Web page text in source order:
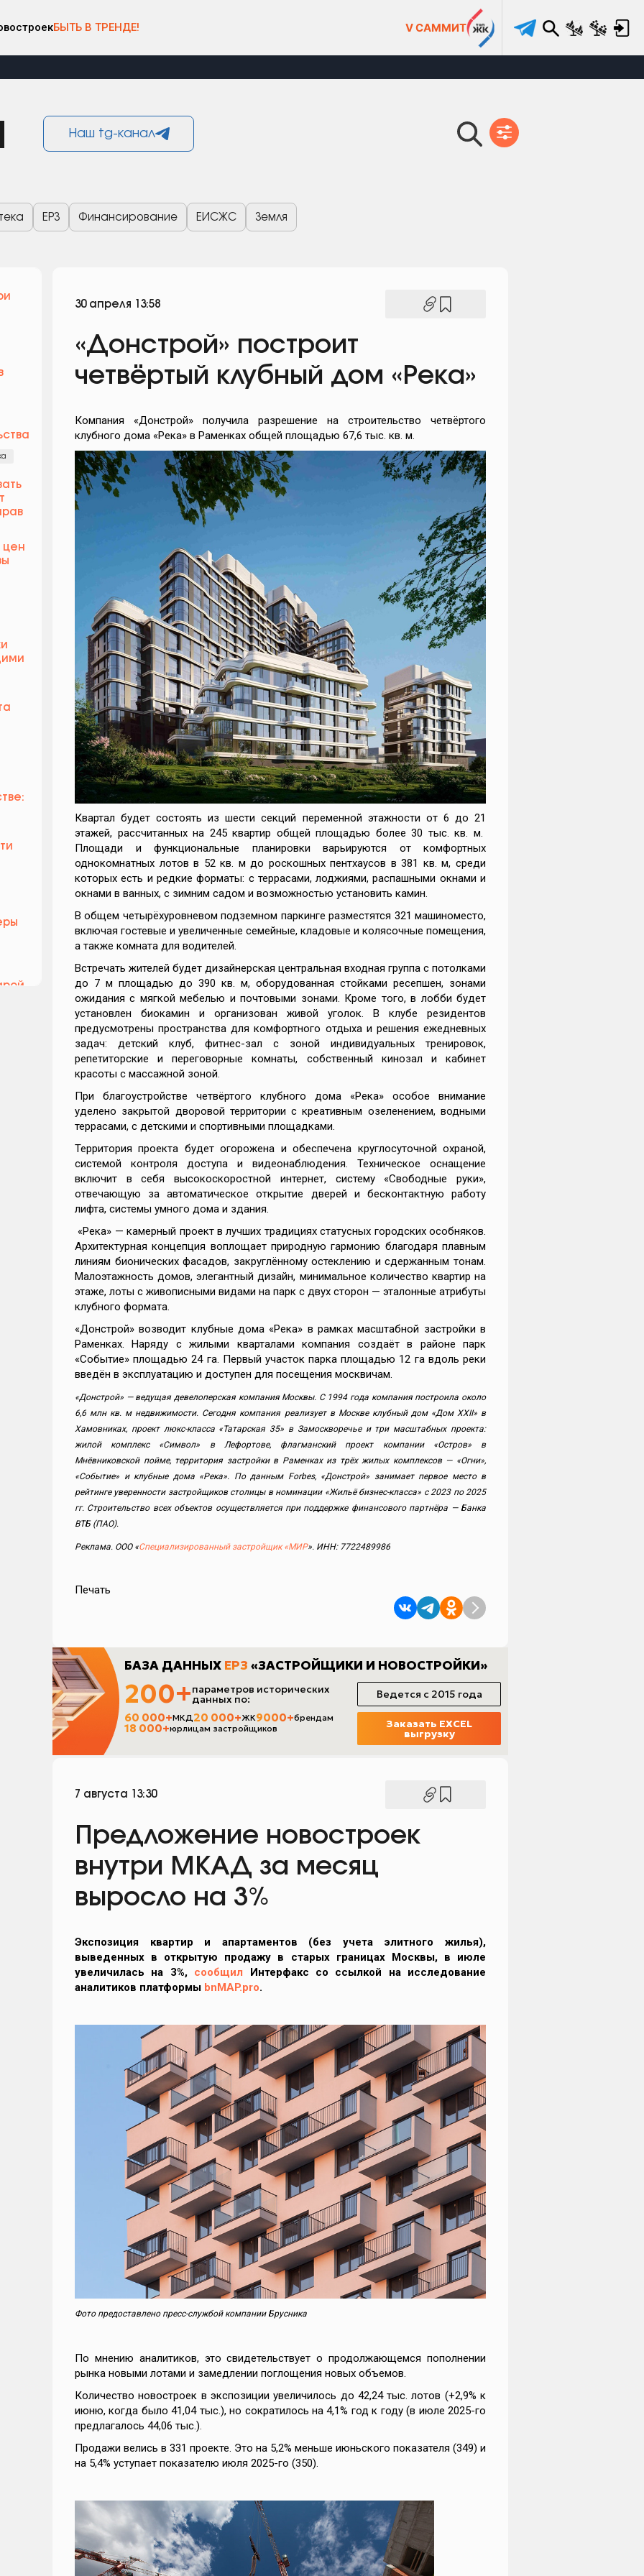
БЫТЬ В ТРЕНДЕ! V САММИТ
Наш tg-канал
ЕРЗ Финансирование ЕИСЖС Земля
цен
30 апреля 13:58
«Донстрой» построит
четвёртый клубный дом «Река»
Компания «Донстрой» получила разрешение на строительство четвёртого
клубного дома «Река» в Раменках общей площадью 67,6 тыс. кв. м.
Квартал будет состоять из шести секций переменной этажности от 6 до 21
этажей, рассчитанных на 245 квартир общей площадью более 30 тыс. кв. м.
Площади и функциональные планировки варьируются от комфортных
однокомнатных лотов в 52 кв. м до роскошных пентхаусов в 381 кв. м, среди
которых есть и редкие форматы: с террасами, лоджиями, распашными окнами и
окнами в ванных, с зимним садом и возможностью установить камин.
В общем четырёхуровневом подземном паркинге разместятся 321 машиноместо,
включая гостевые и увеличенные семейные, кладовые и колясочные помещения,
а также комната для водителей.
Встречать жителей будет дизайнерская центральная входная группа с потолками
до 7 м площадью до 390 кв. м, оборудованная стойками ресепшен, зонами
ожидания с мягкой мебелью и почтовыми зонами. Кроме того, в лобби будет
установлен биокамин и организован живой уголок. В клубе резидентов
предусмотрены пространства для комфортного отдыха и решения ежедневных
задач: детский клуб, фитнес-зал с зоной индивидуальных тренировок,
репетиторские и переговорные комнаты, собственный кинозал и кабинет
красоты с массажной зоной.
При благоустройстве четвёртого клубного дома «Река» особое внимание
уделено закрытой дворовой территории с креативным озеленением, водными
террасами, с детскими и спортивными площадками.
Территория проекта будет огорожена и обеспечена круглосуточной охраной,
системой контроля доступа и видеонаблюдения. Техническое оснащение
включит в себя высокоскоростной интернет, систему «Свободные руки»,
отвечающую за автоматическое открытие дверей и бесконтактную работу
лифта, системы умного дома и здания.
«Река» — камерный проект в лучших традициях статусных городских особняков.
Архитектурная концепция воплощает природную гармонию благодаря плавным
линиям бионических фасадов, закруглённому остеклению и сдержанным тонам.
Малоэтажность домов, элегантный дизайн, минимальное количество квартир на
этаже, лоты с живописными видами на парк с двух сторон — эталонные атрибуты
клубного формата.
«Донстрой» возводит клубные дома «Река» в рамках масштабной застройки в
Раменках. Наряду с жилыми кварталами компания создаёт в районе парк
«Событие» площадью 24 га. Первый участок парка площадью 12 га вдоль реки
введён в эксплуатацию и доступен для посещения москвичам.
«Донстрой» — ведущая девелоперская компания Москвы. С 1994 года компания построила около
6,6 млн кв. м недвижимости. Сегодня компания реализует в Москве клубный дом «Дом XXII» в
Хамовниках, проект люкс-класса «Татарская 35» в Замоскворечье и три масштабных проекта:
жилой комплекс «Символ» в Лефортове, флагманский проект компании «Остров» в
Мнёвниковской пойме, территория застройки в Раменках из трёх жилых комплексов — «Огни»,
«Событие» и клубные дома «Река». По данным Forbes, «Донстрой» занимает первое место в
рейтинге уверенности застройщиков столицы в номинации «Жильё бизнес-класса» с 2023 по 2025
гг. Строительство всех объектов осуществляется при поддержке финансового партнёра — Банка
ВТБ (ПАО).
Реклама. ООО «Специализированный застройщик «МИР». ИНН: 7722489986
Печать
7 августа 13:30
Предложение новостроек
внутри МКАД за месяц
выросло на 3%
Экспозиция квартир и апартаментов (без учета элитного жилья),
выведенных в открытую продажу в старых границах Москвы, в июле
увеличилась на 3%, сообщил Интерфакс со ссылкой на исследование
аналитиков платформы bnMAP.pro.
Фото предоставлено пресс-службой компании Брусника
По мнению аналитиков, это свидетельствует о продолжающемся пополнении
рынка новыми лотами и замедлении поглощения новых объемов.
Количество новостроек в экспозиции увеличилось до 42,24 тыс. лотов (+2,9% к
июню, когда было 41,04 тыс.), но сократилось на 4,1% год к году (в июле 2025-го
предлагалось 44,06 тыс.).
Продажи велись в 331 проекте. Это на 5,2% меньше июньского показателя (349) и
на 5,4% уступает показателю июля 2025-го (350).